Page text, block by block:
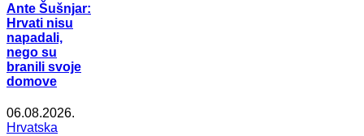
Ante Šušnjar:
Hrvati nisu
napadali,
nego su
branili svoje
domove
06.08.2026.
Hrvatska